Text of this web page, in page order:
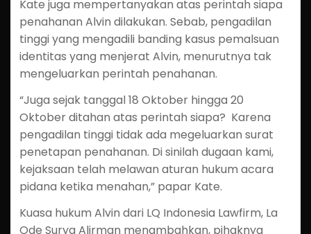
Kate juga mempertanyakan atas perintah siapa
penahanan Alvin dilakukan. Sebab, pengadilan
tinggi yang mengadili banding kasus pemalsuan
identitas yang menjerat Alvin, menurutnya tak
mengeluarkan perintah penahanan.
“Juga sejak tanggal 18 Oktober hingga 20
Oktober ditahan atas perintah siapa? Karena
pengadilan tinggi tidak ada megeluarkan surat
penetapan penahanan. Di sinilah dugaan kami,
kejaksaan telah melawan aturan hukum acara
pidana ketika menahan,” papar Kate.
Kuasa hukum Alvin dari LQ Indonesia Lawfirm, La
Ode Surya Alirman menambahkan, pihaknya